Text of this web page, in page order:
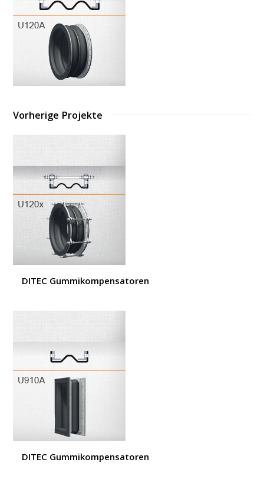
Vorherige Projekte
DITEC Gummikompensatoren
DITEC Gummikompensatoren